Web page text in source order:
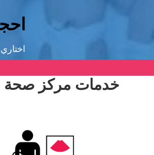
خدمات مركز صحة